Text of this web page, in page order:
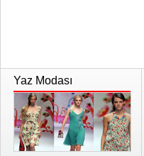
Yaz Modası